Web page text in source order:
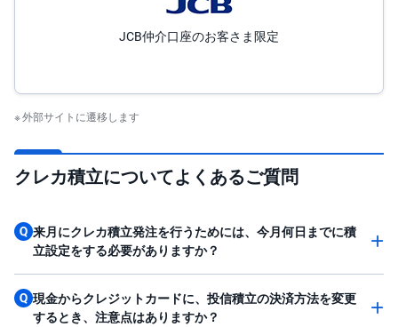
JCB仲介口座のお客さま限定
外部サイトに遷移します
クレカ積立についてよくあるご質問
来月にクレカ積立発注を行うためには、今月何日までに積
立設定をする必要がありますか？
現金からクレジットカードに、投信積立の決済方法を変更
するとき、注意点はありますか？